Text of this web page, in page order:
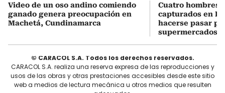
Video de un oso andino comiendo
ganado genera preocupación en
Machetá, Cundinamarca
Cuatro hombres
capturados en
hacerse pasar
supermercados
© CARACOL S.A. Todos los derechos reservados.
CARACOL S.A. realiza una reserva expresa de las reproducciones y
usos de las obras y otras prestaciones accesibles desde este sitio
web a medios de lectura mecánica u otros medios que resulten